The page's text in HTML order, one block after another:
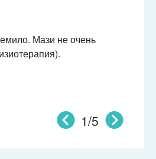
Мази не очень
1/5